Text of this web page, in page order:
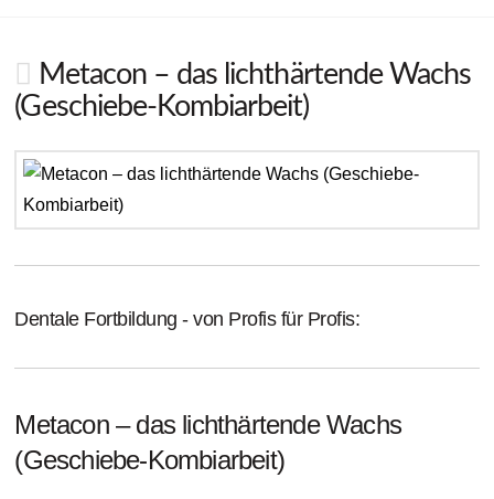
Metacon – das lichthärtende Wachs
(Geschiebe-Kombiarbeit)
Dentale Fortbildung - von Profis für Profis:
Metacon – das lichthärtende Wachs
(Geschiebe-Kombiarbeit)